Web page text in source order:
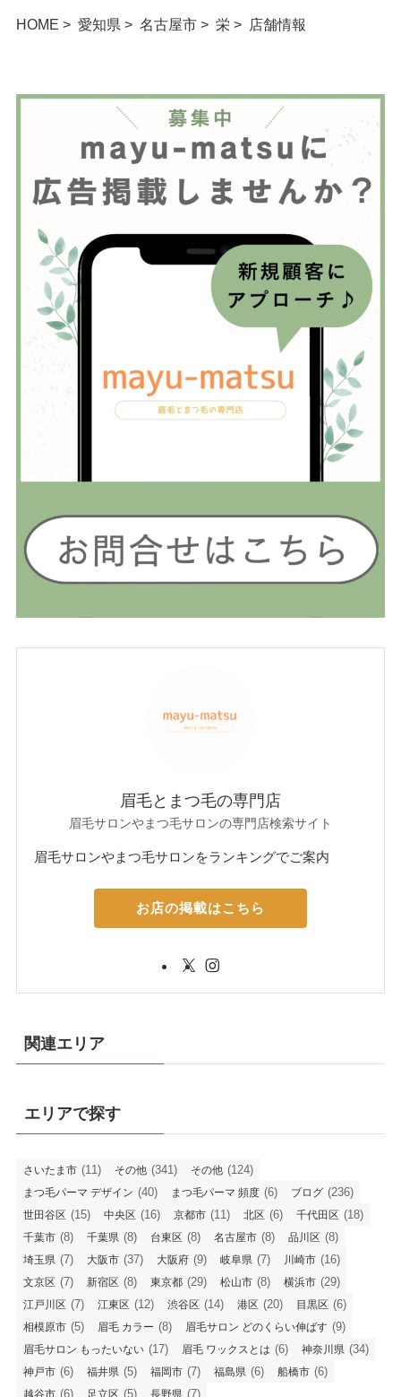
HOME 愛知県 名古屋市 栄 店舗情報
眉毛とまつ毛の専門店
眉毛サロンやまつ毛サロンの専門店検索サイト
眉毛サロンやまつ毛サロンをランキングでご案内
お店の掲載はこちら
関連エリア
エリアで探す
さいたま市 (11) その他 (341) その他 (124)
まつ毛パーマ デザイン (40) まつ毛パーマ 頻度 (6) ブログ (236)
世田谷区 (15) 中央区 (16) 京都市 (11) 北区 (6) 千代田区 (18)
千葉市 (8) 千葉県 (8) 台東区 (8) 名古屋市 (8) 品川区 (8)
埼玉県 (7) 大阪市 (37) 大阪府 (9) 岐阜県 (7) 川崎市 (16)
文京区 (7) 新宿区 (8) 東京都 (29) 松山市 (8) 横浜市 (29)
江戸川区 (7) 江東区 (12) 渋谷区 (14) 港区 (20) 目黒区 (6)
相模原市 (5) 眉毛 カラー (8) 眉毛サロン どのくらい伸ばす (9)
眉毛サロン もったいない (17) 眉毛 ワックスとは (6) 神奈川県 (34)
神戸市 (6) 福井県 (5) 福岡市 (7) 福島県 (6) 船橋市 (6)
越谷市 (6) 足立区 (5) 長野県 (7)